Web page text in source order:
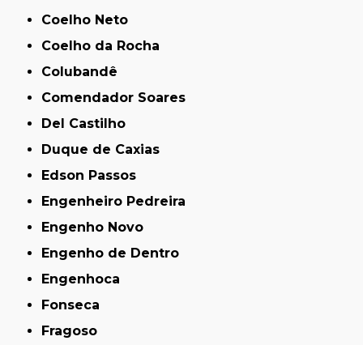
Coelho Neto
Coelho da Rocha
Colubandê
Comendador Soares
Del Castilho
Duque de Caxias
Edson Passos
Engenheiro Pedreira
Engenho Novo
Engenho de Dentro
Engenhoca
Fonseca
Fragoso